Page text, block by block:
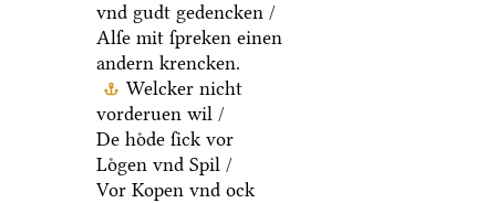
vnd gudt gedencken /
Alſe mit ſpreken einen
andern krencken.
Welcker nicht
vorderuen wil /
De hoͤde ſick vor
Loͤgen vnd Spil /
Vor Kopen vnd ock